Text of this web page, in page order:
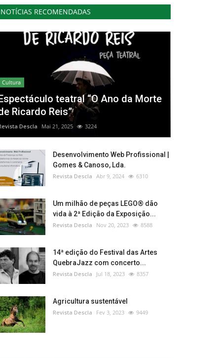
NOTÍCIAS RECOMENDADAS
Cultura
teatral “O Ano da Morte
Ricardo Reis”
Descla Mai 21, 2025 3224
Desenvolvimento Web Profissional |
Gomes & Canoso, Lda.
Revista Descla Abr 9, 2024 6310
Um milhão de peças LEGO® dão
vida à 2ª Edição da Exposição...
Revista Descla Nov 20, 2023 8588
14ª edição do Festival das Artes
QuebraJazz com concerto...
Revista Descla Jul 18, 2023 8357
Agricultura sustentável
Revista Descla Fev 3, 2023 9449